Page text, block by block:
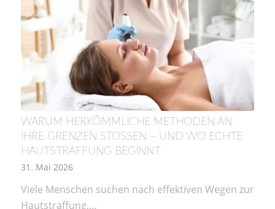
WARUM HERKÖMMLICHE METHODEN AN
IHRE GRENZEN STOSSEN – UND WO ECHTE H
AUTSTRAFFUNG BEGINNT
31. Mai 2026
Viele Menschen suchen nach effektiven Wegen zur
Hautstraffung,…